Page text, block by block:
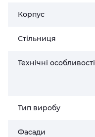
Корпус
Стільниця
Технічні особливості
Тип виробу
Фасади